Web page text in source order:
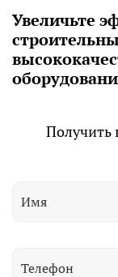
Увеличьте
Получить